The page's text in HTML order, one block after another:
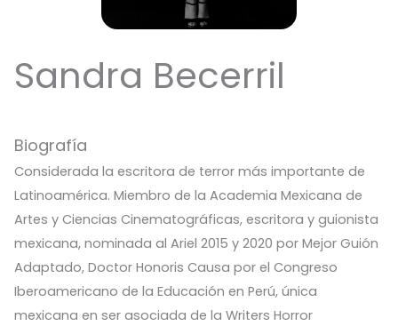
Sandra Becerril
Biografía
Considerada la escritora de terror más importante de
Latinoamérica. Miembro de la Academia Mexicana de
Artes y Ciencias Cinematográficas, escritora y guionista
mexicana, nominada al Ariel 2015 y 2020 por Mejor Guión
Adaptado, Doctor Honoris Causa por el Congreso
Iberoamericano de la Educación en Perú, única
mexicana en ser asociada de la Writers Horror